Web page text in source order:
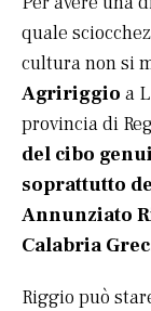
quale
cultura non si
Agririggio a
provincia di
del cibo
soprattutto
Annunziato
Calabria
Riggio può